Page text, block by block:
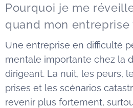
Pourquoi je me
quand mon entreprise
Une entreprise en difficulté
mentale importante chez la
dirigeant. La nuit, les peurs,
prises et les scénarios
revenir plus fortement,